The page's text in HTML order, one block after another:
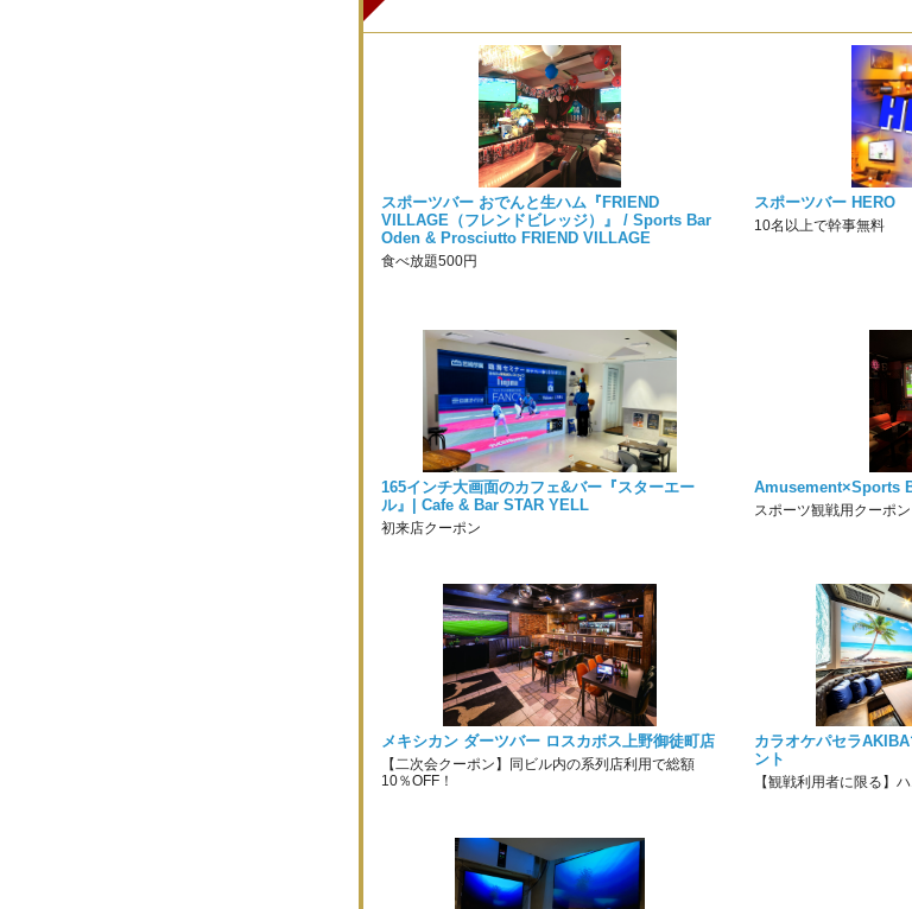
スポーツバー おでんと生ハム『FRIEND
VILLAGE（フレンドビレッジ）』 / Sports Bar
Oden & Prosciutto FRIEND VILLAGE
食べ放題500円
スポーツバー HERO
10名以上で幹事無料
165インチ大画面のカフェ&バー『スターエー
ル』| Cafe & Bar STAR YELL
初来店クーポン
Amusement×Sports
スポーツ観戦用クーポン
メキシカン ダーツバー ロスカボス上野御徒町店
【二次会クーポン】同ビル内の系列店利用で総額
10％OFF！
カラオケパセラ
ント
【観戦利用者に限る】